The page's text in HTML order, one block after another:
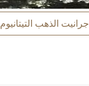
جرانيت الذهب التيتانيوم